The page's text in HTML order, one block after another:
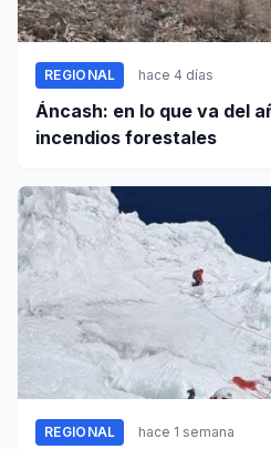
REGIONAL hace 4 días
Áncash: en lo que va del
incendios forestales
REGIONAL hace 1 semana